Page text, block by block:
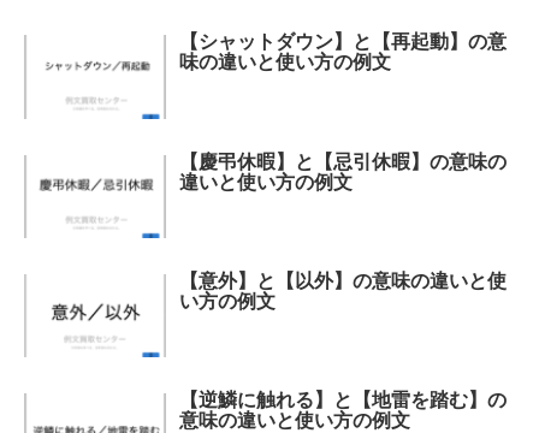
【シャットダウン】と【再起動】の意
味の違いと使い方の例文
【慶弔休暇】と【忌引休暇】の意味の
違いと使い方の例文
【意外】と【以外】の意味の違いと使
い方の例文
【逆鱗に触れる】と【地雷を踏む】の
意味の違いと使い方の例文